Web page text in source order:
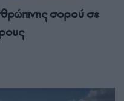
σορού σε